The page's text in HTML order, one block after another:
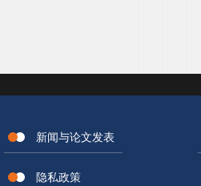
新闻与论文发表
隐私政策